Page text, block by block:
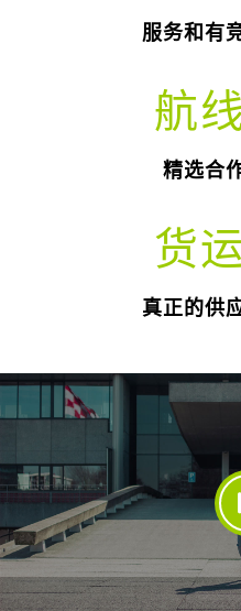
服务和有
航
精选合
货
真正的供